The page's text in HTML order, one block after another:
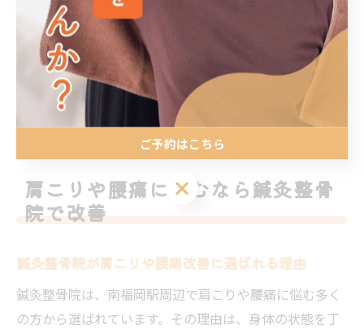
整えることで、見た目の印象や健康状態の向上も期待で
きます。経験豊富なスタッフが、悩みに合わせて最適な
施術を提案するため、初めての方でも安心して相談でき
ます。美容や健康の両面からアプローチできるのが、鍼
灸整骨院の大きな魅力です。
肩こりや腰痛に悩むなら鍼灸整骨
院で改善
鍼灸整骨院が肩こりや腰痛改善に選ばれる理由
鍼灸整骨院は、南福岡駅周辺で肩こりや腰痛に悩む多く
の方から選ばれています。その理由は、身体の状態を丁
ご予約はこちら
ご予約はこちら